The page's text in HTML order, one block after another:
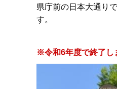
県庁前の日本大通り
す。
※令和6年度で終了し